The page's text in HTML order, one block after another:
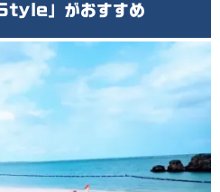
」がおすすめ